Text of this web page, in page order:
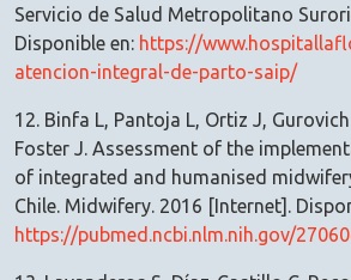
Servicio de Salud Metropolitano
Disponible en: https://
atencion-integral-de-parto-saip/
12. Binfa L, Pantoja L, Ortiz J,
Foster J. Assessment of the
of integrated and humanised
Chile. Midwifery. 2016 [Internet].
https://pubmed.ncbi.nlm.nih.gov/